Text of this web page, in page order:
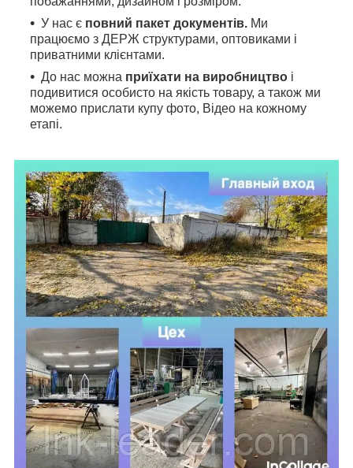
У нас є повний пакет документів. Ми
працюємо з ДЕРЖ структурами, оптовиками і
приватними клієнтами.
До нас можна приїхати на виробництво і
подивитися особисто на якість товару, а також ми
можемо прислати купу фото, Відео на кожному
етапі.